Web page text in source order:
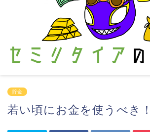
貯金
若い頃にお金を使うべき